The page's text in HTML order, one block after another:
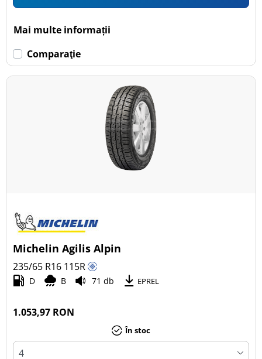
Mai multe informații
Comparaţie
Michelin Agilis Alpin
235/65 R16 115R
D B 71 db EPREL
1.053,97 RON
În stoc